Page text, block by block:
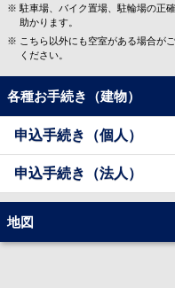
駐車場、バイク置場、駐輪場の正
助かります。
こちら以外にも空室がある場合が
ください。
各種お手続き（建物）
申込手続き（個人）
申込手続き（法人）
地図